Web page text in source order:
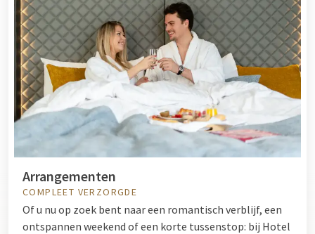
Arrangementen
COMPLEET VERZORGDE
Of u nu op zoek bent naar een romantisch verblijf, een
ontspannen weekend of een korte tussenstop: bij Hotel